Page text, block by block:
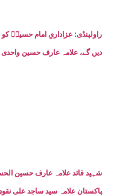
راولپنڈی: عزاداریِ امام حسینؑ
دیں گے، علامہ عارف حسین واحدی
شہید قائد علامہ عارف حسین
پاکستان علامہ سید ساجد علی